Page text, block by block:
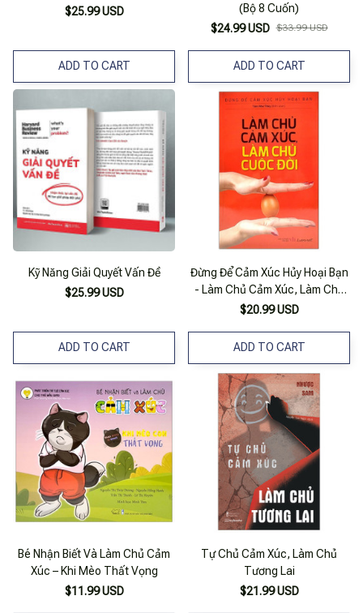
$25.99 USD
ADD TO CART
(Bộ 8 Cuốn)
$24.99 USD $33.99 USD
ADD TO CART
Kỹ Năng Giải Quyết Vấn Đề
$25.99 USD
ADD TO CART
Đừng Để Cảm Xúc Hủy Hoại Bạn
- Làm Chủ Cảm Xúc, Làm Chủ
Cuộc Đời
$20.99 USD
ADD TO CART
Bé Nhận Biết Và Làm Chủ Cảm
Xúc – Khi Mèo Thất Vọng
$11.99 USD
Tự Chủ Cảm Xúc, Làm Chủ
Tương Lai
$21.99 USD